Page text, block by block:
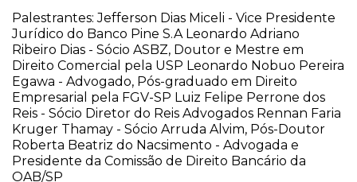
Palestrantes: Jefferson Dias Miceli - Vice Presidente
Jurídico do Banco Pine S.A Leonardo Adriano
Ribeiro Dias - Sócio ASBZ, Doutor e Mestre em
Direito Comercial pela USP Leonardo Nobuo Pereira
Egawa - Advogado, Pós-graduado em Direito
Empresarial pela FGV-SP Luiz Felipe Perrone dos
Reis - Sócio Diretor do Reis Advogados Rennan Faria
Kruger Thamay - Sócio Arruda Alvim, Pós-Doutor
Roberta Beatriz do Nacsimento - Advogada e
Presidente da Comissão de Direito Bancário da
OAB/SP